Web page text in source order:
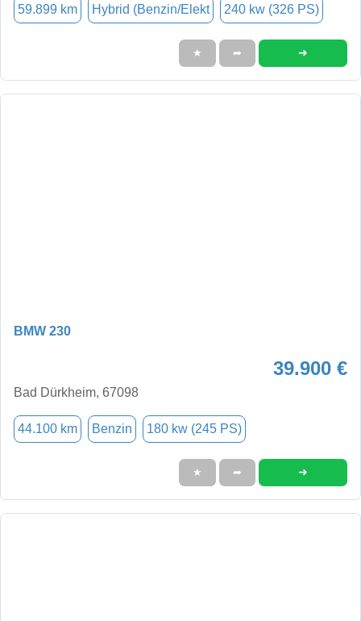
59.899 km Hybrid (Benzin/Elekt 240 kw (326 PS)
★ ➦ ➜
BMW 230
39.900 €
Bad Dürkheim, 67098
44.100 km Benzin 180 kw (245 PS)
★ ➦ ➜